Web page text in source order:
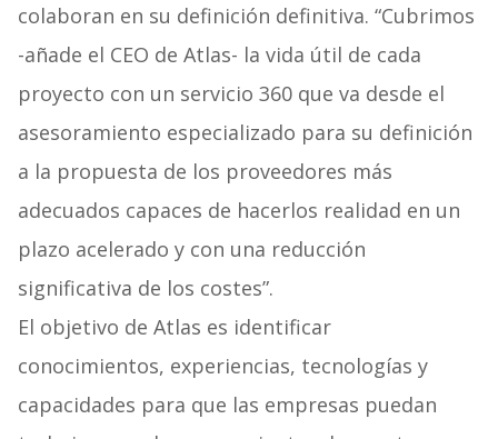
colaboran en su definición definitiva. “Cubrimos
-añade el CEO de Atlas- la vida útil de cada
proyecto con un servicio 360 que va desde el
asesoramiento especializado para su definición
a la propuesta de los proveedores más
adecuados capaces de hacerlos realidad en un
plazo acelerado y con una reducción
significativa de los costes”.
El objetivo de Atlas es identificar
conocimientos, experiencias, tecnologías y
capacidades para que las empresas puedan